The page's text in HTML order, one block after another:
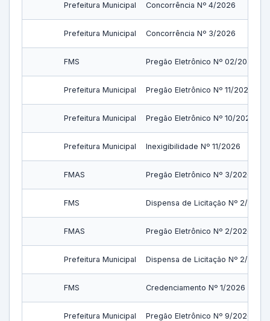
Prefeitura Municipal Concorrência Nº 4/2026
Prefeitura Municipal Concorrência Nº 3/2026
FMS Pregão Eletrônico Nº 02/2026
Prefeitura Municipal Pregão Eletrônico Nº 11/2026
Prefeitura Municipal Pregão Eletrônico Nº 10/2026
Prefeitura Municipal Inexigibilidade Nº 11/2026
FMAS Pregão Eletrônico Nº 3/2026
FMS Dispensa de Licitação Nº 2/2026
FMAS Pregão Eletrônico Nº 2/2026
Prefeitura Municipal Dispensa de Licitação Nº 2/2026
FMS Credenciamento Nº 1/2026
Prefeitura Municipal Pregão Eletrônico Nº 9/2026